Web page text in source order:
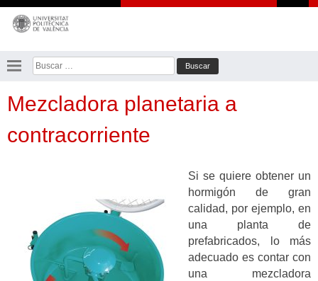
Saltar
contenido
Buscar:
Mezcladora planetaria a
contracorriente
Si se quiere obtener un
hormigón de gran
calidad, por ejemplo, en
una planta de
prefabricados, lo más
adecuado es contar con
una mezcladora